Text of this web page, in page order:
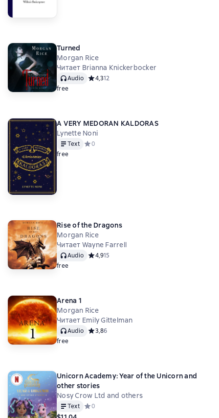
Turned
Morgan Rice
Читает Brianna Knickerbocker
Audio Средний рейтинг 4,3 на основе 12 оценок
4,312
free
A VERY MEDORAN KALDORAS
Lynette Noni
Text Средний рейтинг 0 на основе 0 оценок
0
free
Rise of the Dragons
Morgan Rice
Читает Wayne Farrell
Audio Средний рейтинг 4,9 на основе 15 оценок
4,915
free
Arena 1
Morgan Rice
Читает Emily Gittelman
Audio Средний рейтинг 3,8 на основе 6 оценок
3,86
free
Unicorn Academy: Year of the Unicorn and
other stories
Nosy Crow Ltd and others
Text Средний рейтинг 0 на основе 0 оценок
0